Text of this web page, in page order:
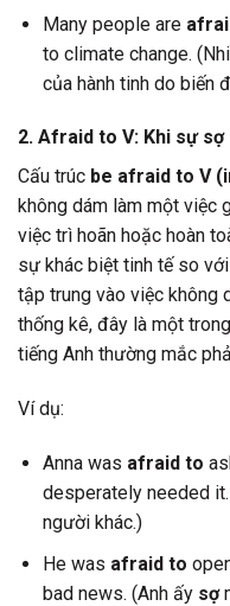
Many people are
to climate change.
của hành tinh do biến
2. Afraid to V: Khi sự
Cấu trúc be afraid to V
không dám làm một việc
việc trì hoãn hoặc hoàn
sự khác biệt tinh tế so
tập trung vào việc không
thống kê, đây là một
tiếng Anh thường mắc
Ví dụ:
Anna was afraid to
desperately needed it.
người khác.)
He was afraid to
bad news. (Anh ấy sợ